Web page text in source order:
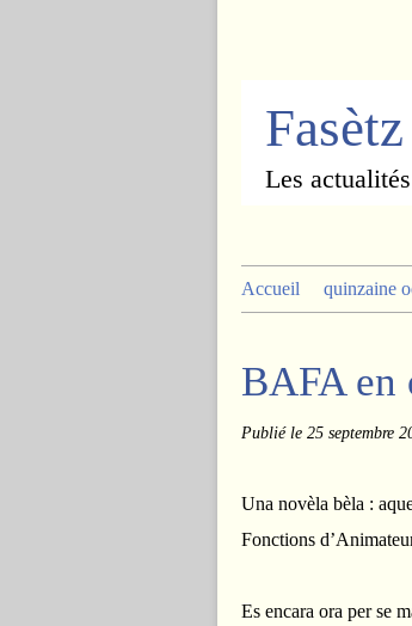
Les
Accueil quinzaine
BAFA en
Publié le 25 septembre
Una novèla bèla :
Fonctions
Es encara ora per se